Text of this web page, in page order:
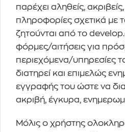
παρέχει αληθείς,
πληροφορίες σχετικά με
ζητούνται από το
φόρμες/αιτήσεις για
περιεχόμενα/υπηρεσίες
διατηρεί και επιμελώς
εγγραφής του ώστε να
ακριβή, έγκυρα,
Μόλις ο χρήστης